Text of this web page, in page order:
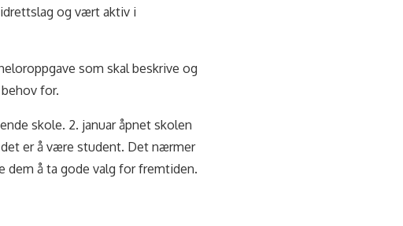
og vært aktiv i
som skal beskrive og
for.
skole. 2. januar åpnet skolen
er å være student. Det nærmer
dem å ta gode valg for fremtiden.